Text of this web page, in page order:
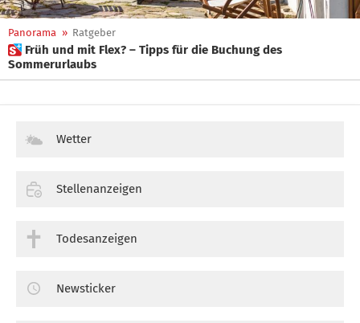
Panorama » Ratgeber
 Früh und mit Flex? – Tipps für die Buchung des
Sommerurlaubs
Wetter
Stellenanzeigen
Todesanzeigen
Newsticker